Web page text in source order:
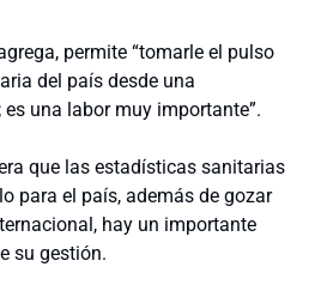
permite “tomarle el pulso
del país desde una
una labor muy importante”.
que las estadísticas sanitarias
para el país, además de gozar
hay un importante
su gestión.